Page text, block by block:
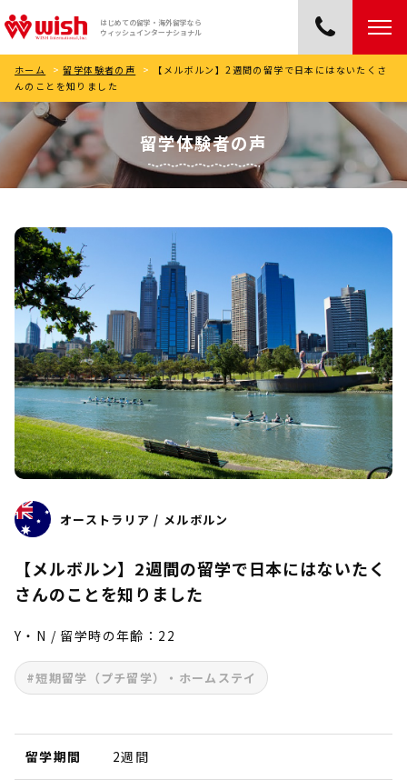
はじめての留学・海外留学なら
ウィッシュインターナショナル
ホーム > 留学体験者の声 >
【メルボルン】2週間の留学で日本にはないたくさ
んのことを知りました
留学体験者の声
オーストラリア / メルボルン
【メルボルン】2週間の留学で日本にはないたく
さんのことを知りました
Y・N / 留学時の年齢：22
#短期留学（プチ留学）・ホームステイ
留学期間 2週間